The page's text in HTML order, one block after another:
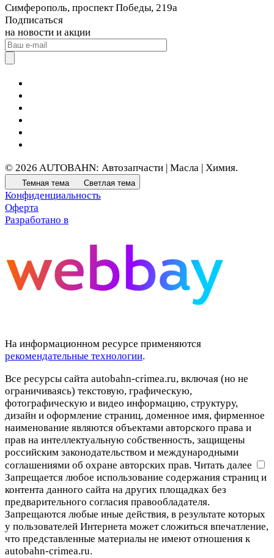
Симферополь, проспект Победы, 219а
Подписаться
на новости и акции
© 2026 AUTOBAHN: Автозапчасти | Масла | Химия.
Темная тема Светлая тема
Конфиденциальность
Оферта
Разработано в
На информационном ресурсе применяются
рекомендательные технологии.
Все ресурсы сайта autobahn-crimea.ru, включая (но не
ограничиваясь) текстовую, графическую,
фотографическую и видео информацию, структуру,
дизайн и оформление страниц, доменное имя, фирменное
наименование являются объектами авторского права и
прав на интеллектуальную собственность, защищены
российским законодательством и международными
соглашениями об охране авторских прав. Читать далее
Запрещается любое использование содержания страниц и
контента данного сайта на других площадках без
предварительного согласия правообладателя.
Запрещаются любые иные действия, в результате которых
у пользователей Интернета может сложиться впечатление,
что представленные материалы не имеют отношения к
autobahn-crimea.ru.